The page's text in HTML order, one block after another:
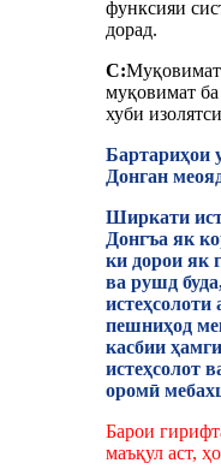
функсияи
дорад.
C:Муқовимат
муқовимат ба
хуби
Бартариҳои
Донган
Ширкати
Донгъа як
ки дорои як
ва рушд
истеҳсолоти
пешниҳод
касбии
истеҳсолот
оромӣ
Барои
маъқул аст,